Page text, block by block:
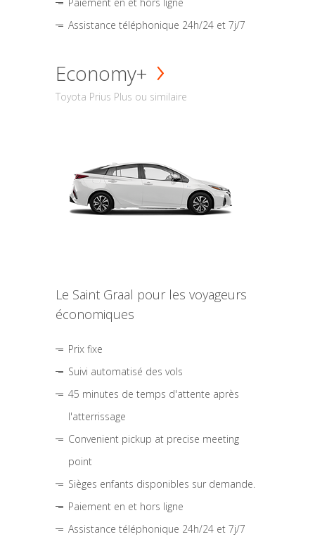
Assistance téléphonique 24h/24 et 7j/7
Economy+
Toyota Prius Plus ou similaire
Le Saint Graal pour les voyageurs
économiques
Prix fixe
Suivi automatisé des vols
45 minutes de temps d'attente après
l'atterrissage
Convenient pickup at precise meeting
point
Sièges enfants disponibles sur demande.
Paiement en et hors ligne
Assistance téléphonique 24h/24 et 7j/7